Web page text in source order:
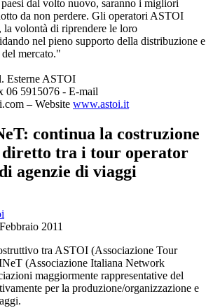
dal volto nuovo, saranno i migliori
da non perdere. Gli operatori ASTOI
la volontà di riprendere le loro
nel pieno supporto della distribuzione e
mercato."
Esterne ASTOI
06 5915076 - E-mail
– Website www.astoi.it
continua la costruzione
diretto tra i tour operator
agenzie di viaggi
2011
tra ASTOI (Associazione Tour
(Associazione Italiana Network
maggiormente rappresentative del
per la produzione/organizzazione e